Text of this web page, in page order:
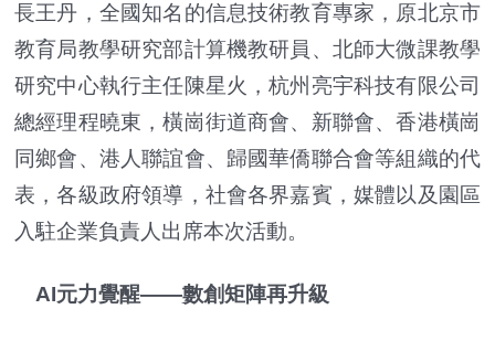
長王丹，全國知名的信息技術教育專家，原北京市
教育局教學研究部計算機教研員、北師大微課教學
研究中心執行主任陳星火，杭州亮宇科技有限公司
總經理程曉東，橫崗街道商會、新聯會、香港橫崗
同鄉會、港人聯誼會、歸國華僑聯合會等組織的代
表，各級政府領導，社會各界嘉賓，媒體以及園區
入駐企業負責人出席本次活動。
AI元力覺醒——數創矩陣再升級